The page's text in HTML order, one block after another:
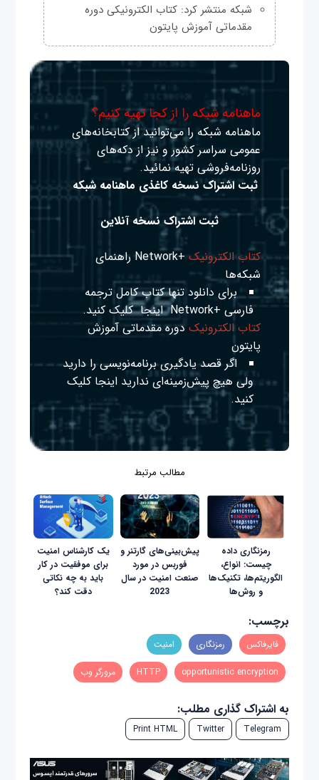
شبکه منتشر کرد: کتاب الکترونیکی دوره
مقدماتی آموزش پایتون
ماهنامه شبکه را از کجا تهیه کنیم؟
ماهنامه شبکه را می‌توانید از کتابخانه‌های
عمومی سراسر کشور و نیز از دکه‌های
روزنامه‌فروشی تهیه نمائید.
ثبت اشتراک نسخه کاغذی ماهنامه شبکه
ثبت اشتراک نسخه آنلاین
کتاب الکترونیک
+Network راهنمای
شبکه‌ها
برای دانلود تنها کتاب کامل ترجمه
فارسی +Network
اینجا کلیک کنید.
کتاب الکترونیک دوره مقدماتی آموزش
پایتون
اگر قصد یادگیری برنامه‌نویسی را دارید
ولی هیچ پیش‌زمینه‌ای نداریداینجا کلیک
کنید.
مطالب مرتبط
رمزنگاری داده
چیست: انواع،
الگوریتم‌ها، تکنیک‌ها
و روش‌ها
پیش‌بینی‌های گارتنر و
فوربس در مورد
صنعت امنیت در سال
2023
یک کارشناس امنیت
برای موفقیت در کار
باید به چه نکاتی
دقت کند؟
برچسب:
فایرفاکس رمزنگاری امنیت
opportunistic encryption
HTTP مرورگر وب
به اشتراک گذاری مطلب:
Telegram
Twitter
Print HTML